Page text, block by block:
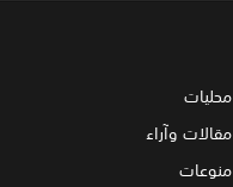
محليات
مقالات وآراء
منوعات